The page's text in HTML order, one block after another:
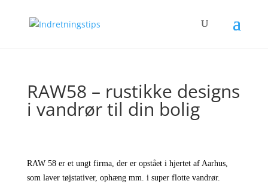
RAW58 – rustikke designs
i vandrør til din bolig
RAW 58 er et ungt firma, der er opstået i hjertet af Aarhus,
som laver tøjstativer, ophæng mm. i super flotte vandrør.